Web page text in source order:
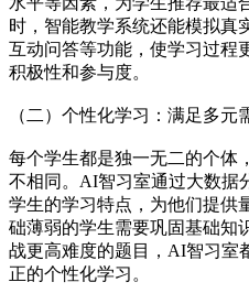
时，智能教学系统还能模拟真
互动问答等功能，使学习过程
积极性和参与度。
（二）个性化学习：满足多元
每个学生都是独一无二的个体
不相同。AI智习室通过大数据
学生的学习特点，为他们提供
础薄弱的学生需要巩固基础知
战更高难度的题目，AI智习室
正的个性化学习。